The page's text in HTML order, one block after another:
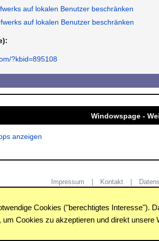
auf lokalen Benutzer beschränken
auf lokalen Benutzer beschränken
?kbid=895108
Windowspage -
anzeigen
Cookies ("berechtigtes Interesse").
um Cookies zu akzeptieren und direkt unsere
Impressum Kontakt